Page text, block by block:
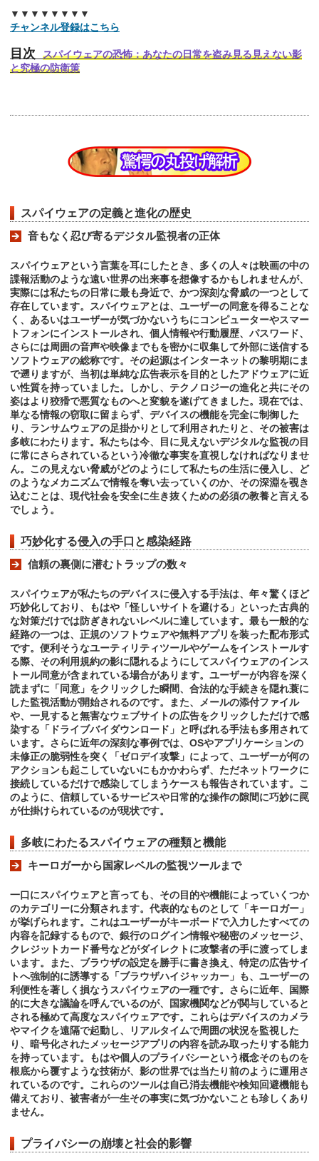
▼▼▼▼▼▼▼▼
チャンネル登録はこちら
目次
スパイウェアの恐怖：あなたの日常を盗み見る見えない影
と究極の防衛策
スパイウェアの定義と進化の歴史
音もなく忍び寄るデジタル監視者の正体
スパイウェアという言葉を耳にしたとき、多くの人々は映画の中の
諜報活動のような遠い世界の出来事を想像するかもしれませんが、
実際には私たちの日常に最も身近で、かつ深刻な脅威の一つとして
存在しています。スパイウェアとは、ユーザーの同意を得ることな
く、あるいはユーザーが気づかないうちにコンピューターやスマー
トフォンにインストールされ、個人情報や行動履歴、パスワード、
さらには周囲の音声や映像までもを密かに収集して外部に送信する
ソフトウェアの総称です。その起源はインターネットの黎明期にま
で遡りますが、当初は単純な広告表示を目的としたアドウェアに近
い性質を持っていました。しかし、テクノロジーの進化と共にその
姿はより狡猾で悪質なものへと変貌を遂げてきました。現在では、
単なる情報の窃取に留まらず、デバイスの機能を完全に制御した
り、ランサムウェアの足掛かりとして利用されたりと、その被害は
多岐にわたります。私たちは今、目に見えないデジタルな監視の目
に常にさらされているという冷徹な事実を直視しなければなりませ
ん。この見えない脅威がどのようにして私たちの生活に侵入し、ど
のようなメカニズムで情報を奪い去っていくのか、その深淵を覗き
込むことは、現代社会を安全に生き抜くための必須の教養と言える
でしょう。
巧妙化する侵入の手口と感染経路
信頼の裏側に潜むトラップの数々
スパイウェアが私たちのデバイスに侵入する手法は、年々驚くほど
巧妙化しており、もはや「怪しいサイトを避ける」といった古典的
な対策だけでは防ぎきれないレベルに達しています。最も一般的な
経路の一つは、正規のソフトウェアや無料アプリを装った配布形式
です。便利そうなユーティリティツールやゲームをインストールす
る際、その利用規約の影に隠れるようにしてスパイウェアのインス
トール同意が含まれている場合があります。ユーザーが内容を深く
読まずに「同意」をクリックした瞬間、合法的な手続きを隠れ蓑に
した監視活動が開始されるのです。また、メールの添付ファイル
や、一見すると無害なウェブサイトの広告をクリックしただけで感
染する「ドライブバイダウンロード」と呼ばれる手法も多用されて
います。さらに近年の深刻な事例では、OSやアプリケーションの
未修正の脆弱性を突く「ゼロデイ攻撃」によって、ユーザーが何の
アクションも起こしていないにもかかわらず、ただネットワークに
接続しているだけで感染してしまうケースも報告されています。こ
のように、信頼しているサービスや日常的な操作の隙間に巧妙に罠
が仕掛けられているのが現状です。
多岐にわたるスパイウェアの種類と機能
キーロガーから国家レベルの監視ツールまで
一口にスパイウェアと言っても、その目的や機能によっていくつか
のカテゴリーに分類されます。代表的なものとして「キーロガー」
が挙げられます。これはユーザーがキーボードで入力したすべての
内容を記録するもので、銀行のログイン情報や秘密のメッセージ、
クレジットカード番号などがダイレクトに攻撃者の手に渡ってしま
います。また、ブラウザの設定を勝手に書き換え、特定の広告サイ
トへ強制的に誘導する「ブラウザハイジャッカー」も、ユーザーの
利便性を著しく損なうスパイウェアの一種です。さらに近年、国際
的に大きな議論を呼んでいるのが、国家機関などが関与していると
される極めて高度なスパイウェアです。これらはデバイスのカメラ
やマイクを遠隔で起動し、リアルタイムで周囲の状況を監視した
り、暗号化されたメッセージアプリの内容を読み取ったりする能力
を持っています。もはや個人のプライバシーという概念そのものを
根底から覆すような技術が、影の世界では当たり前のように運用さ
れているのです。これらのツールは自己消去機能や検知回避機能も
備えており、被害者が一生その事実に気づかないことも珍しくあり
ません。
プライバシーの崩壊と社会的影響